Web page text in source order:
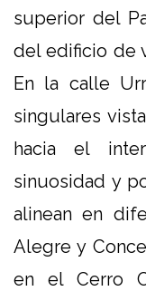
superior del
del edificio de
En la calle
singulares
hacia el
sinuosidad y
alinean en
Alegre y
en el Cerro